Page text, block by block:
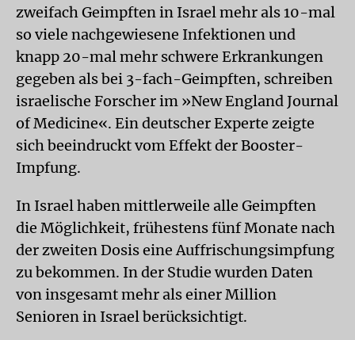
zweifach Geimpften in Israel mehr als 10-mal
so viele nachgewiesene Infektionen und
knapp 20-mal mehr schwere Erkrankungen
gegeben als bei 3-fach-Geimpften, schreiben
israelische Forscher im »New England Journal
of Medicine«. Ein deutscher Experte zeigte
sich beeindruckt vom Effekt der Booster-
Impfung.
In Israel haben mittlerweile alle Geimpften
die Möglichkeit, frühestens fünf Monate nach
der zweiten Dosis eine Auffrischungsimpfung
zu bekommen. In der Studie wurden Daten
von insgesamt mehr als einer Million
Senioren in Israel berücksichtigt.